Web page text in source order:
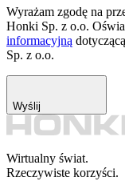
Wyrażam zgodę na
Honki Sp. z o.o.
informacyjną
Sp. z o.o.
Wyślij
Wirtualny świat.
Rzeczywiste korzyści.